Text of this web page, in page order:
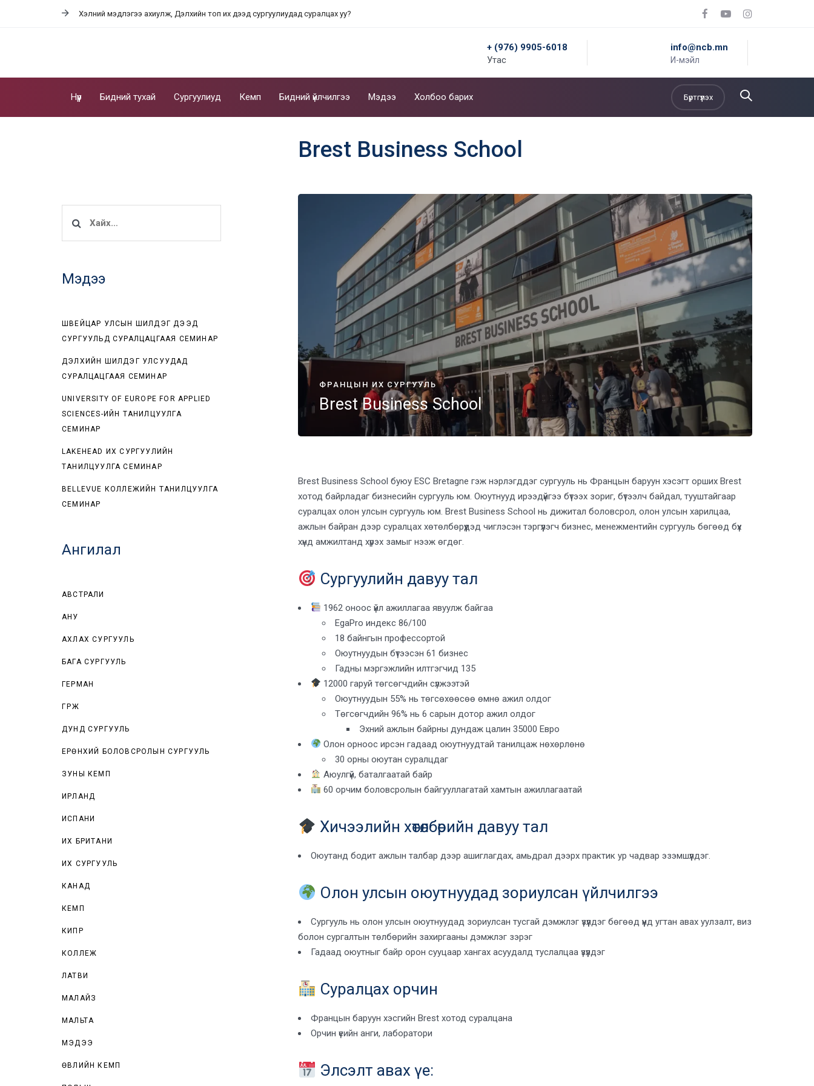
Хэлний мэдлэгээ ахиулж, Дэлхийн топ их дээд сургуулиудад суралцах уу?
+ (976) 9905-6018
Утас
info@ncb.mn
И-мэйл
Нүүр Бидний тухай Сургуулиуд Кемп Бидний үйлчилгээ Мэдээ Холбоо барих Бүртгүүлэх
Мэдээ
ШВЕЙЦАР УЛСЫН ШИЛДЭГ ДЭЭД
СУРГУУЛЬД СУРАЛЦАЦГААЯ СЕМИНАР
ДЭЛХИЙН ШИЛДЭГ УЛСУУДАД
СУРАЛЦАЦГААЯ СЕМИНАР
UNIVERSITY OF EUROPE FOR APPLIED
SCIENCES-ИЙН ТАНИЛЦУУЛГА
СЕМИНАР
LAKEHEAD ИХ СУРГУУЛИЙН
ТАНИЛЦУУЛГА СЕМИНАР
BELLEVUE КОЛЛЕЖИЙН ТАНИЛЦУУЛГА
СЕМИНАР
Ангилал
АВСТРАЛИ
АНУ
АХЛАХ СУРГУУЛЬ
БАГА СУРГУУЛЬ
ГЕРМАН
ГҮРЖ
ДУНД СУРГУУЛЬ
ЕРӨНХИЙ БОЛОВСРОЛЫН СУРГУУЛЬ
ЗУНЫ КЕМП
ИРЛАНД
ИСПАНИ
ИХ БРИТАНИ
ИХ СУРГУУЛЬ
КАНАД
КЕМП
КИПР
КОЛЛЕЖ
ЛАТВИ
МАЛАЙЗ
МАЛЬТА
МЭДЭЭ
ӨВЛИЙН КЕМП
Brest Business School
ФРАНЦЫН ИХ СУРГУУЛЬ
Brest Business School
Brest Business School буюу ESC Bretagne гэж нэрлэгддэг сургууль нь Францын баруун хэсэгт орших Brest
хотод байрладаг бизнесийн сургууль юм. Оюутнууд ирээдүйгээ бүтээх зориг, бүтээлч байдал, тууштайгаар
суралцах олон улсын сургууль юм. Brest Business School нь дижитал боловсрол, олон улсын харилцаа,
ажлын байран дээр суралцах хөтөлбөрүүдэд чиглэсэн тэргүүлэгч бизнес, менежментийн сургууль бөгөөд бүх
хүнд амжилтанд хүрэх замыг нээж өгдөг.
Сургуулийн давуу тал
1962 оноос үйл ажиллагаа явуулж байгаа
EgaPro индекс 86/100
18 байнгын профессортой
Оюутнуудын бүтээсэн 61 бизнес
Гадны мэргэжлийн илтгэгчид 135
12000 гаруй төгсөгчдийн сүлжээтэй
Оюутнуудын 55% нь төгсөхөөсөө өмнө ажил олдог
Төгсөгчдийн 96% нь 6 сарын дотор ажил олдог
Эхний ажлын байрны дундаж цалин 35000 Евро
Олон орноос ирсэн гадаад оюутнуудтай танилцаж нөхөрлөнө
30 орны оюутан суралцдаг
Аюулгүй, баталгаатай байр
60 орчим боловсролын байгууллагатай хамтын ажиллагаатай
Хичээлийн хөтөлбөрийн давуу тал
Оюутанд бодит ажлын талбар дээр ашиглагдах, амьдрал дээрх практик ур чадвар эзэмшүүлдэг.
Олон улсын оюутнуудад зориулсан үйлчилгээ
Сургууль нь олон улсын оюутнуудад зориулсан тусгай дэмжлэг үзүүлдэг бөгөөд үүнд угтан авах уулзалт, виз
болон сургалтын төлбөрийн захиргааны дэмжлэг зэрэг
Гадаад оюутныг байр орон сууцаар хангах асуудалд туслалцаа үзүүлдэг
Суралцах орчин
Францын баруун хэсгийн Brest хотод суралцана
Орчин үеийн анги, лаборатори
Элсэлт авах үе: